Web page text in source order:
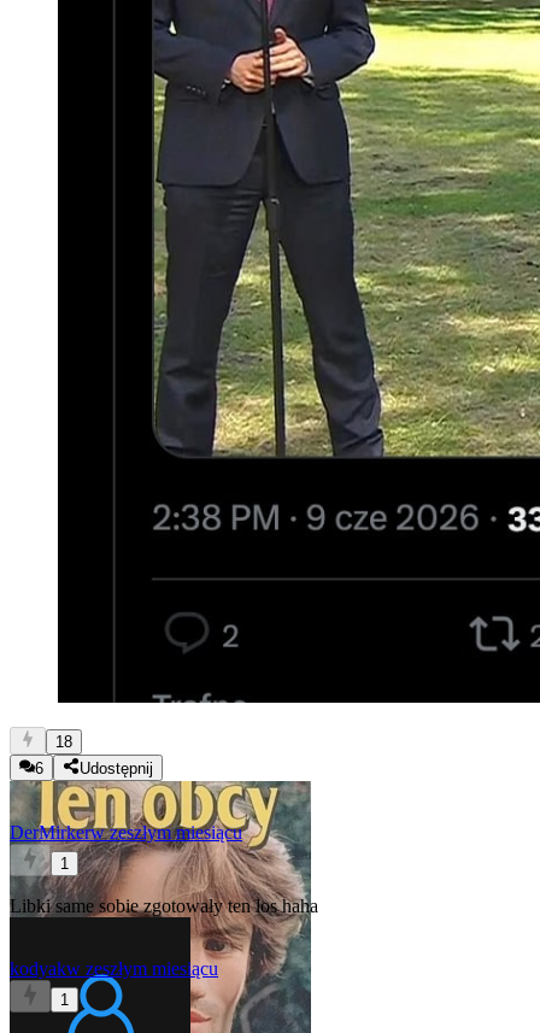
18
6
Udostępnij
DerMirkerw zeszłym miesiącu
1
Libki same sobie zgotowały ten los haha
kodyakw zeszłym miesiącu
1